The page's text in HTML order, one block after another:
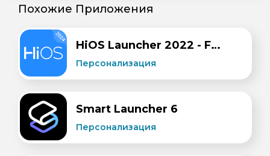
Похожие Приложения
HiOS Launcher 2022 - Fast
Персонализация
Smart Launcher 6
Персонализация